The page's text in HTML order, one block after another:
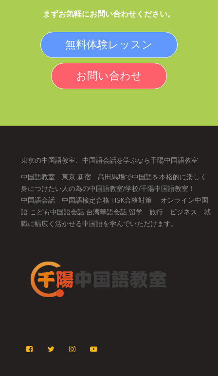
まずお気軽にお問い合わせください。
無料体験レッスン
お問い合わせ
東京の中国語教室、中国語会話を学ぶなら千陽中国語教室
中国語教室 東京 新宿 高田馬場で中国語を本格的に楽しく
身につけたい人の為の中国語教室/学校/千陽中国語教室！
中国語会話 中国語検定合格 HSK合格対策 オンライン中国
語 こども中国語会話 台湾華語会話 留学 旅行 ビジネス 就
職に幅広く活かせる中国語を学んでいただけます。